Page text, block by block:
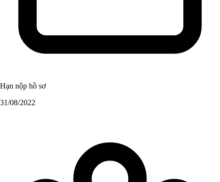
Hạn nộp hồ sơ
31/08/2022